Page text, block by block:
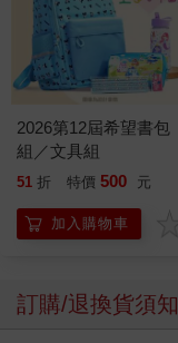
2026第12屆希望書包
組／文具組
51 折 特價 500 元
加入購物車
訂購/退換貨須知